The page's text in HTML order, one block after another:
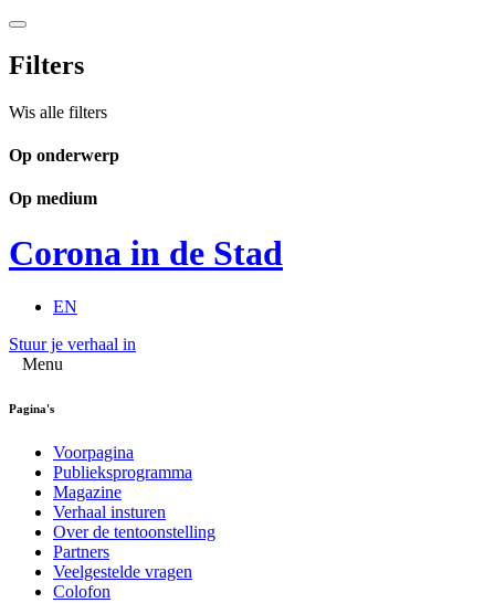
Filters
Wis alle filters
Op onderwerp
Op medium
Corona in de Stad
EN
Stuur je verhaal in
Menu
Pagina's
Voorpagina
Publieksprogramma
Magazine
Verhaal insturen
Over de tentoonstelling
Partners
Veelgestelde vragen
Colofon